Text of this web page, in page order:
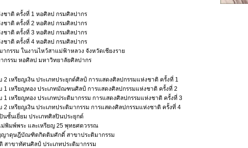
ชาติ ครั้งที่ 1 หอศิลป กรมศิลปากร
ชาติ ครั้งที่ 2 หอศิลป กรมศิลปากร
ชาติ ครั้งที่ 3 หอศิลป กรมศิลปากร
ชาติ ครั้งที่ 4 หอศิลป กรมศิลปากร
กรรม ในงานไหว้สาแม่ฟ้าหลวง จังหวัดเชียงราย
กรรม หอศิลป มหาวิทยาลัยศิลปากร
2 เหรียญเงิน ประเภทประยุกต์ศิลป์ การแสดงศิลปกรรมแห่งชาติ ครั้งที่ 1
1 เหรียญทอง ประเภทมัณฑนศิลป์ การแสดงศิลปกรรมแห่งชาติ ครั้งที่ 2
1 เหรียญทอง ประเภทประติมากรรม การแสดงศิลปกรรมแห่งชาติ ครั้งที่ 3
2 เหรียญเงิน ประเภทประติมากรรม การแสดงศิลปกรรมแห่งชาติ ครั้งที่ 4
นชั้นเยี่ยม ประเภทศิลปินประยุกต์
พิมพ์พระ และเหรียญ 25 พุทธศตวรรณ
ญาดุษฎีบัณฑิตกิตติมศักดิ์ สาขาประติมากรรม
สาขาทัศนศิลป์ ประเภทประติมากรรม